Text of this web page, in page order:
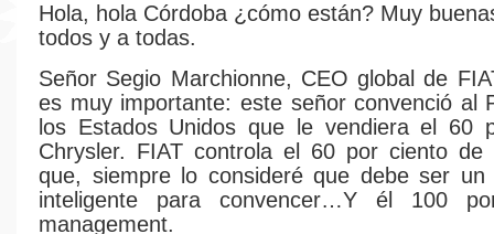
Hola, hola Córdoba ¿cómo están? Muy
todos y a todas.
Señor Segio Marchionne, CEO global de
es muy importante: este señor convenció al
los Estados Unidos que le vendiera el 60
Chrysler. FIAT controla el 60 por ciento de
que, siempre lo consideré que debe ser un
inteligente para convencer…Y él 100
management.